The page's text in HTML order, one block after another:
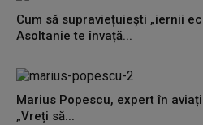
Cum să supraviețuiești „iernii
Asoltanie te învață...
Marius Popescu, expert în
„Vreți să...